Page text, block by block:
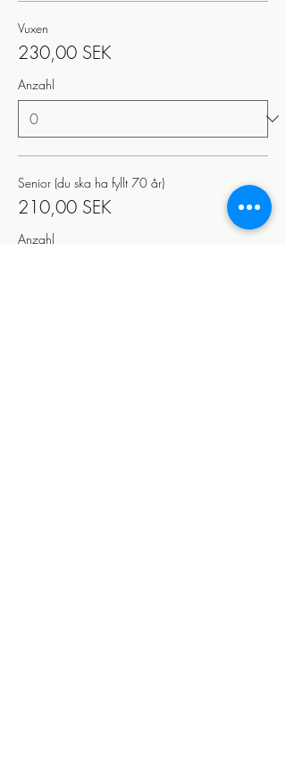
Vuxen
230,00 SEK
Anzahl
Senior (du ska ha fyllt 70 år)
210,00 SEK
Anzahl